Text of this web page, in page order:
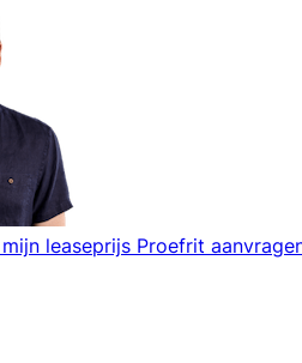
leaseprijs Proefrit